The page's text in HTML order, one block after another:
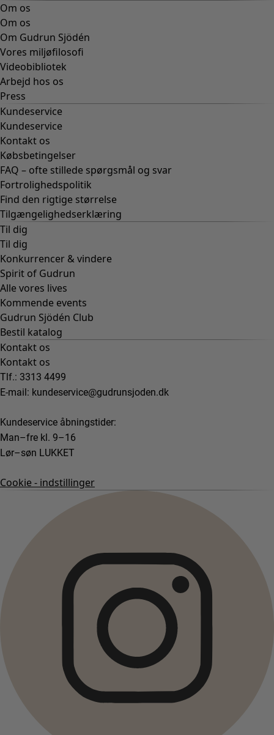
Om os
Om os
Om Gudrun Sjödén
Vores miljøfilosofi
Videobibliotek
Arbejd hos os
Press
Kundeservice
Kundeservice
Kontakt os
Købsbetingelser
FAQ – ofte stillede spørgsmål og svar
Fortrolighedspolitik
Find den rigtige størrelse
Tilgængelighedserklæring
Til dig
Til dig
Konkurrencer & vindere
Spirit of Gudrun
Alle vores lives
Kommende events
Gudrun Sjödén Club
Bestil katalog
Kontakt os
Kontakt os
Tlf.: 3313 4499
E-mail: kundeservice@gudrunsjoden.dk
Kundeservice åbningstider:
Man–fre kl. 9–16
Lør–søn LUKKET
Cookie - indstillinger